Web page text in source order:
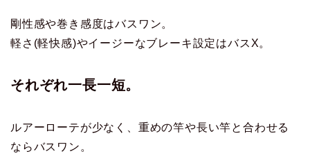
剛性感や巻き感度はバスワン。
軽さ(軽快感)やイージーなブレーキ設定はバスX。
それぞれ一長一短。
ルアーローテが少なく、重めの竿や長い竿と合わせる
ならバスワン。